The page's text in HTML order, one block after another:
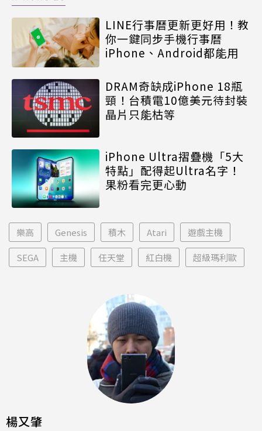
LINE行事曆更新更好用！教
你一鍵同步手機行事曆
iPhone、Android都能用
DRAM奇缺成iPhone 18瓶
頸！台積電10億美元待封裝
晶片只能枯等
iPhone Ultra摺疊機「5大
特點」配得起Ultra名字！
果粉看完更心動
樂高 Genesis 積木 Atari 遊戲主機
SEGA 主機 任天堂 紅白機 超級瑪利歐
楊又肇